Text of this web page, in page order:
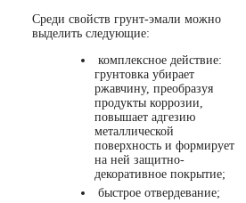
Среди свойств грунт-эмали можно
выделить следующие:
комплексное действие:
грунтовка убирает
ржавчину, преобразуя
продукты коррозии,
повышает адгезию
металлической
поверхность и формирует
на ней защитно-
декоративное покрытие;
быстрое отвердевание;